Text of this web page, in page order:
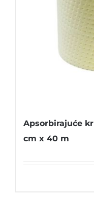
Apsorbirajuće
cm x 40 m